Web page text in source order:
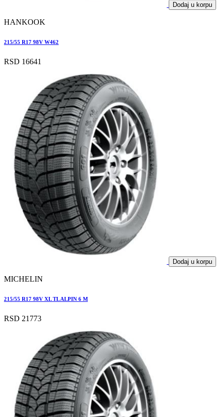
Dodaj u korpu
HANKOOK
215/55 R17 98V W462
RSD 16641
Dodaj u korpu
MICHELIN
215/55 R17 98V XL TL ALPIN 6 M
RSD 21773